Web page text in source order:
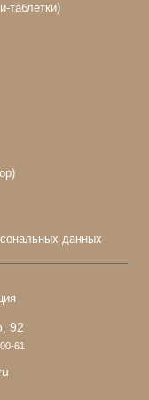
таблетки)
данных
92
61